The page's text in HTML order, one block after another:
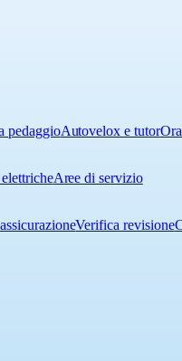
pedaggioAutovelox e tutor
Aree di servizio
Verifica revisione